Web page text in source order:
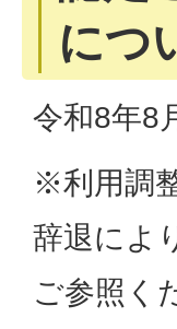
につ
令和8年8
※利用調
辞退によ
ご参照く